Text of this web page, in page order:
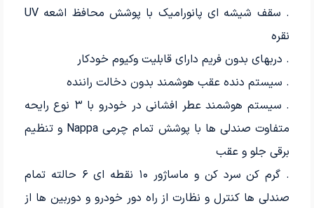
. سقف شیشه ای پانورامیک با پوشش محافظ اشعه UV
نقره
. دربهای بدون فریم دارای قابلیت وکیوم خودکار
. سیستم دنده عقب هوشمند بدون دخالت راننده
. سیستم هوشمند عطر افشانی در خودرو با ۳ نوع رایحه
متفاوت صندلی ها با پوشش تمام چرمی Nappa و تنظیم
برقی جلو و عقب
. گرم کن سرد کن و ماساژور ۱۰ نقطه ای ۶ حالته تمام
صندلی ها کنترل و نظارت از راه دور خودرو و دوربین ها از